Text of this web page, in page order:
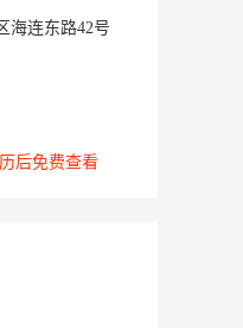
海连东路42号
后免费查看